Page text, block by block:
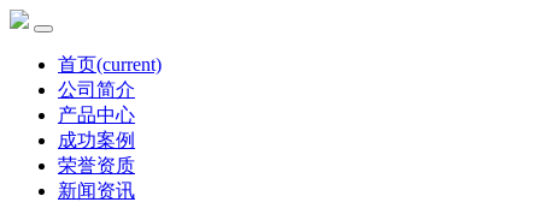
首页(current)
公司简介
产品中心
成功案例
荣誉资质
新闻资讯